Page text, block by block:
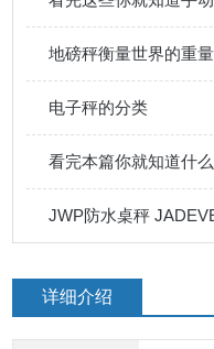
地磅秤衡量世界的重量
电子秤的分类
看完本篇你就知道什
JWP防水桌秤
详细介绍